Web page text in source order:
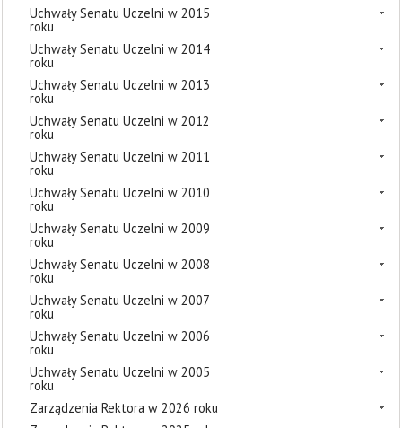
Uchwały Senatu Uczelni w 2015
roku
Uchwały Senatu Uczelni w 2014
roku
Uchwały Senatu Uczelni w 2013
roku
Uchwały Senatu Uczelni w 2012
roku
Uchwały Senatu Uczelni w 2011
roku
Uchwały Senatu Uczelni w 2010
roku
Uchwały Senatu Uczelni w 2009
roku
Uchwały Senatu Uczelni w 2008
roku
Uchwały Senatu Uczelni w 2007
roku
Uchwały Senatu Uczelni w 2006
roku
Uchwały Senatu Uczelni w 2005
roku
Zarządzenia Rektora w 2026 roku